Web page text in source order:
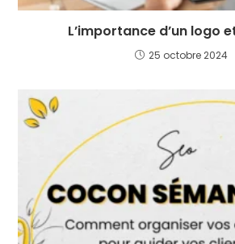
L’importance d’un logo
25 octobre 2024